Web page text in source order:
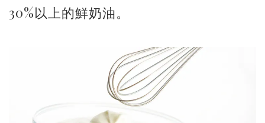
30%以上的鮮奶油。